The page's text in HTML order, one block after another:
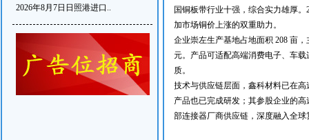
2026年8月7日日照港进口..
国铜板带行业十强，综合实力雄厚
加市场铜价上涨的双重助力。
企业崇左生产基地占地面积 208 亩
元。产品可适配高端消费电子、车
质。
技术与供应链层面，鑫科材料已在
产品也已完成研发；其参股企业的
部连接器厂商供应链，深度融入全